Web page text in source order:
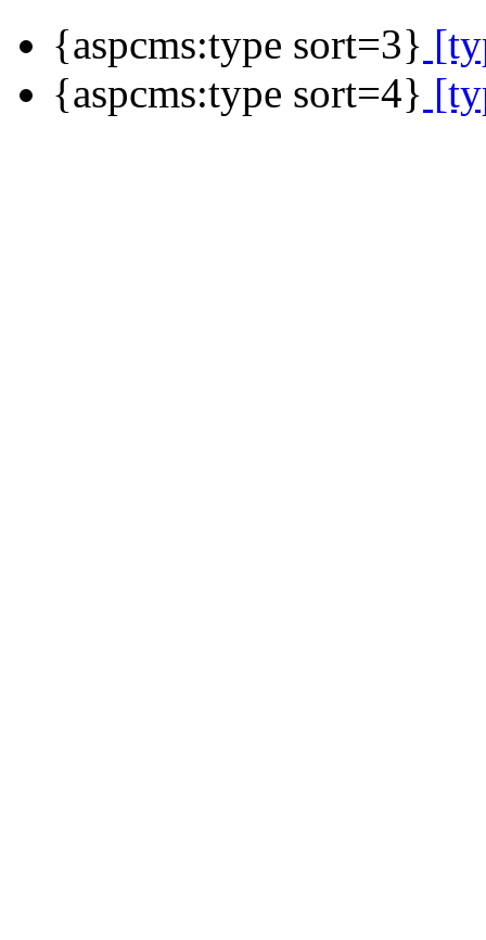
{aspcms:type sort=3}
{aspcms:type sort=4}